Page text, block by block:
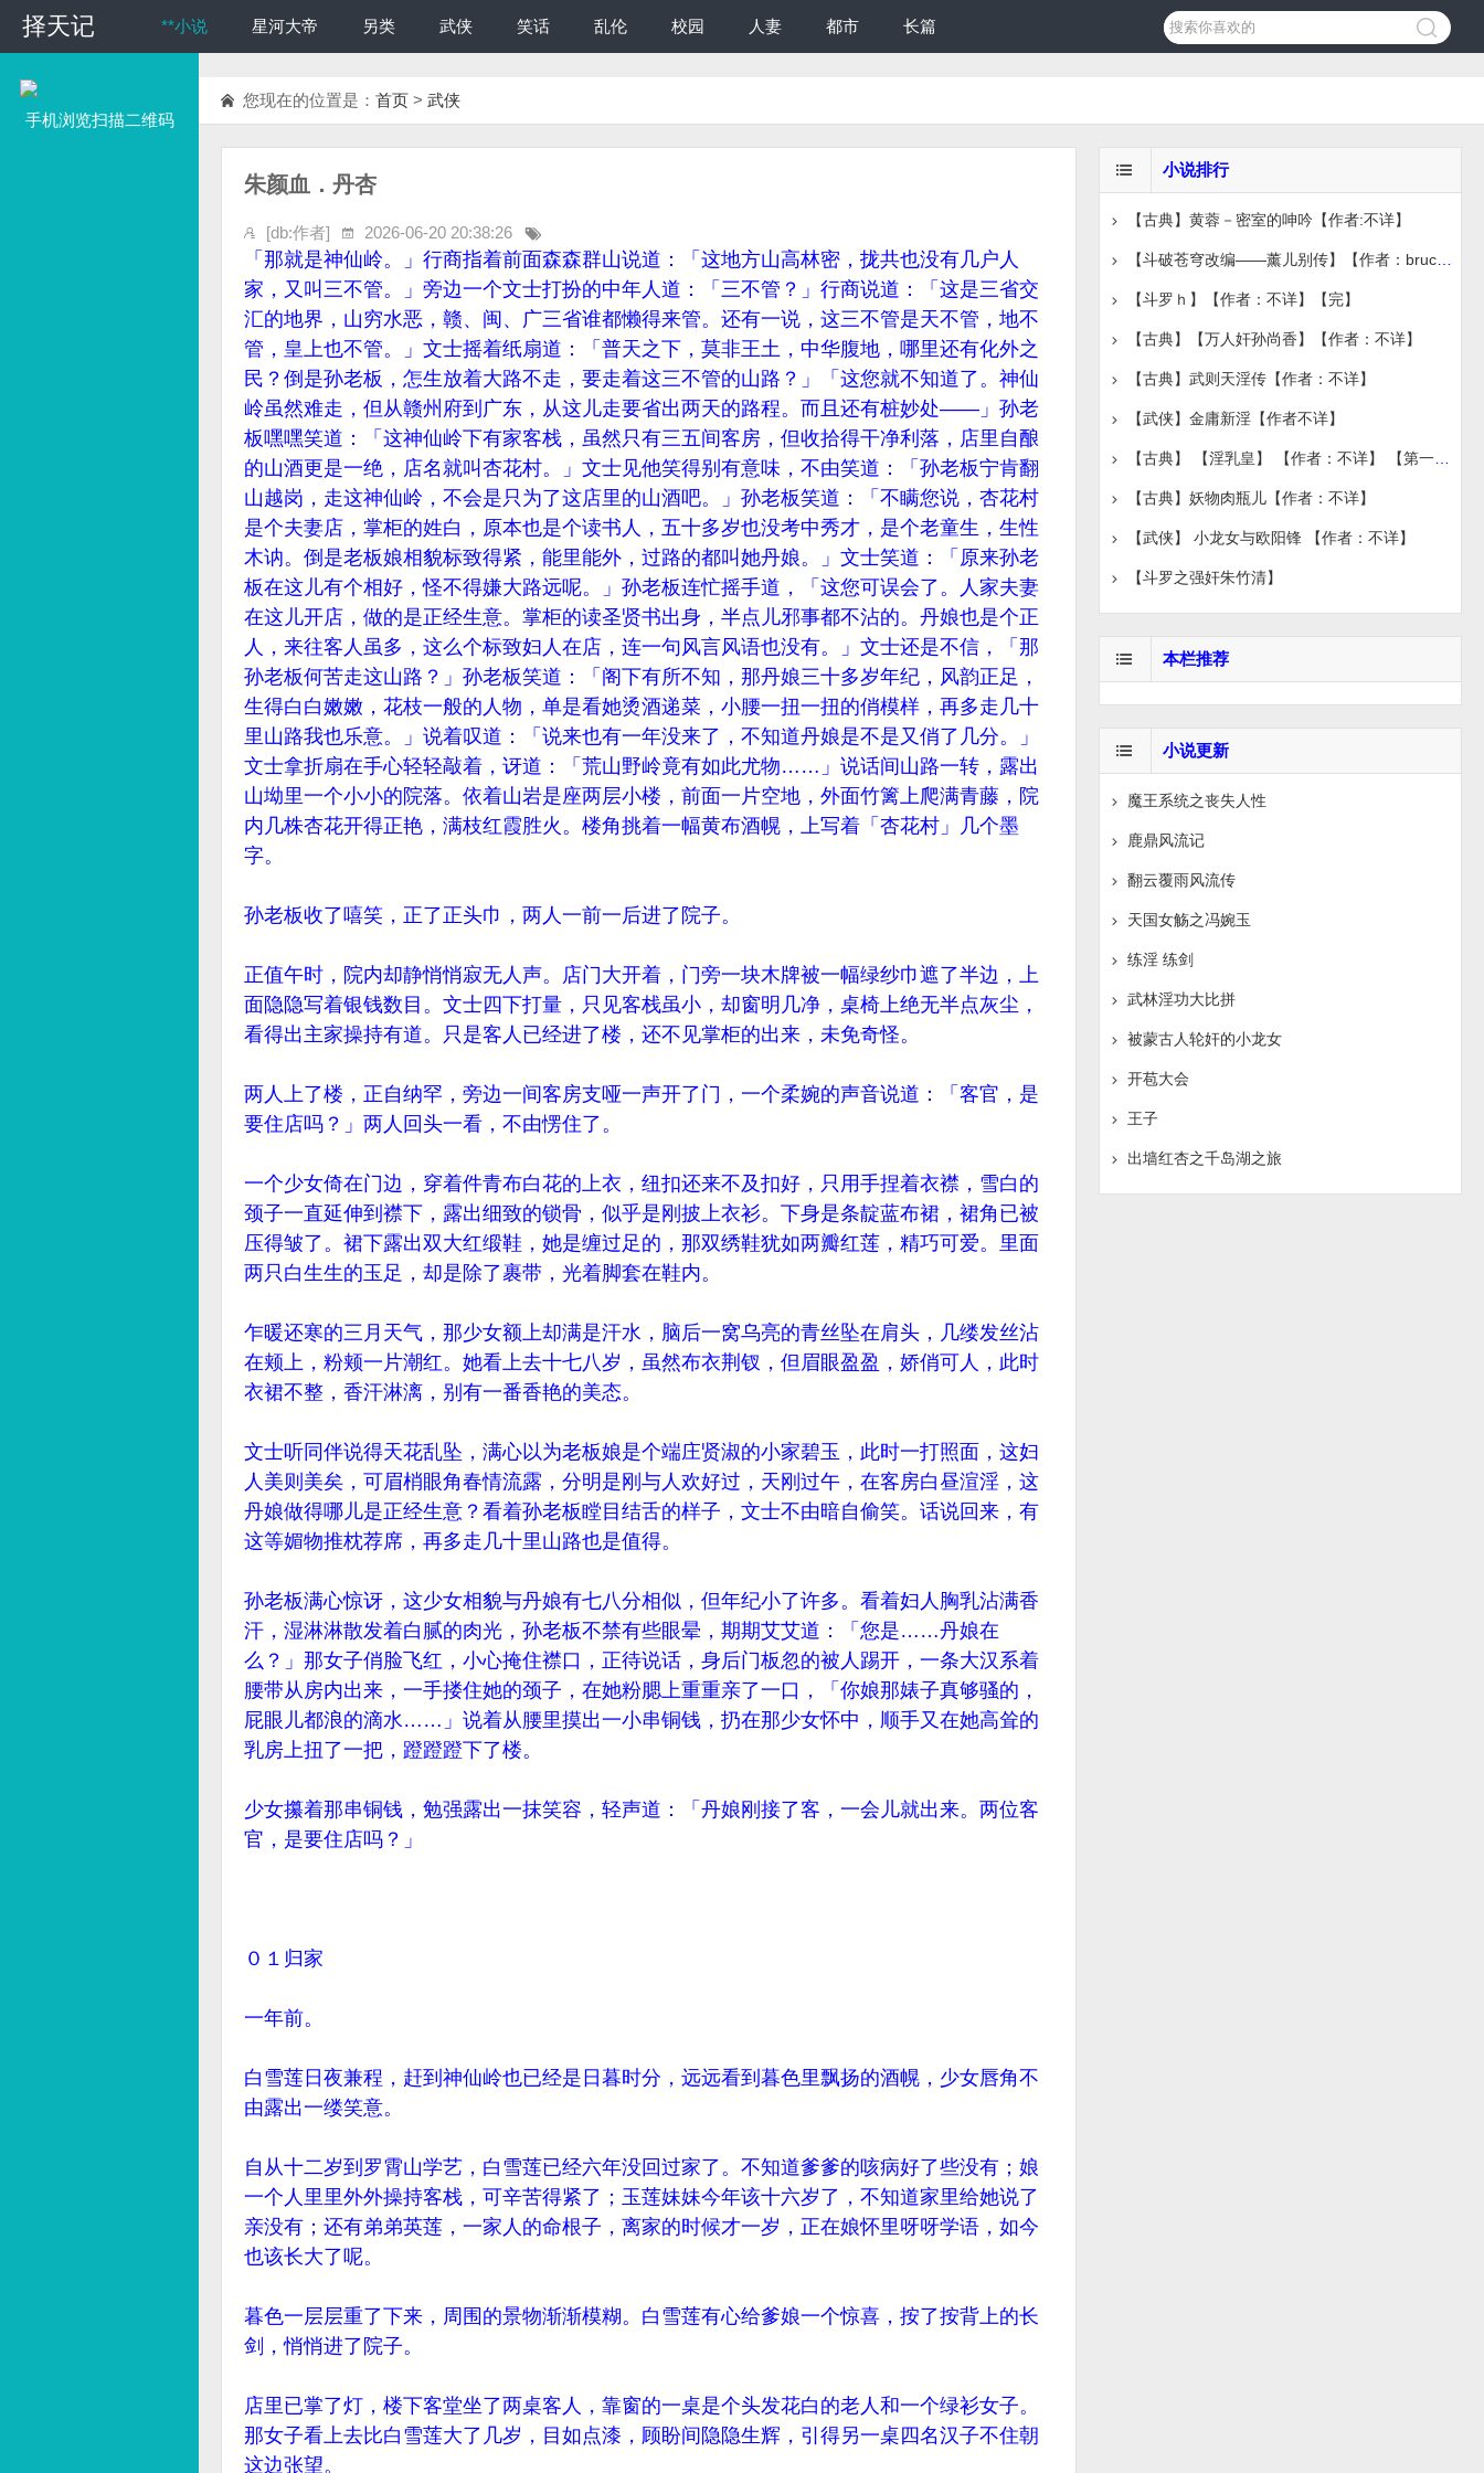
择天记
择天记 **小说 星河大帝 另类 武侠 笑话 乱伦 校园 人妻 都市 长篇
手机浏览扫描二维码
您现在的位置是： 首页 > 武侠
朱颜血．丹杏
[db:作者] 2026-06-20 20:38:26
「那就是神仙岭。」行商指着前面森森群山说道：「这地方山高林密，拢共也没有几户人
家，又叫三不管。」旁边一个文士打扮的中年人道：「三不管？」行商说道：「这是三省交
汇的地界，山穷水恶，赣、闽、广三省谁都懒得来管。还有一说，这三不管是天不管，地不
管，皇上也不管。」文士摇着纸扇道：「普天之下，莫非王土，中华腹地，哪里还有化外之
民？倒是孙老板，怎生放着大路不走，要走着这三不管的山路？」「这您就不知道了。神仙
岭虽然难走，但从赣州府到广东，从这儿走要省出两天的路程。而且还有桩妙处——」孙老
板嘿嘿笑道：「这神仙岭下有家客栈，虽然只有三五间客房，但收拾得干净利落，店里自酿
的山酒更是一绝，店名就叫杏花村。」文士见他笑得别有意味，不由笑道：「孙老板宁肯翻
山越岗，走这神仙岭，不会是只为了这店里的山酒吧。」孙老板笑道：「不瞒您说，杏花村
是个夫妻店，掌柜的姓白，原本也是个读书人，五十多岁也没考中秀才，是个老童生，生性
木讷。倒是老板娘相貌标致得紧，能里能外，过路的都叫她丹娘。」文士笑道：「原来孙老
板在这儿有个相好，怪不得嫌大路远呢。」孙老板连忙摇手道，「这您可误会了。人家夫妻
在这儿开店，做的是正经生意。掌柜的读圣贤书出身，半点儿邪事都不沾的。丹娘也是个正
人，来往客人虽多，这么个标致妇人在店，连一句风言风语也没有。」文士还是不信，「那
孙老板何苦走这山路？」孙老板笑道：「阁下有所不知，那丹娘三十多岁年纪，风韵正足，
生得白白嫩嫩，花枝一般的人物，单是看她烫酒递菜，小腰一扭一扭的俏模样，再多走几十
里山路我也乐意。」说着叹道：「说来也有一年没来了，不知道丹娘是不是又俏了几分。」
文士拿折扇在手心轻轻敲着，讶道：「荒山野岭竟有如此尤物……」说话间山路一转，露出
山坳里一个小小的院落。依着山岩是座两层小楼，前面一片空地，外面竹篱上爬满青藤，院
内几株杏花开得正艳，满枝红霞胜火。楼角挑着一幅黄布酒幌，上写着「杏花村」几个墨
字。
孙老板收了嘻笑，正了正头巾，两人一前一后进了院子。
正值午时，院内却静悄悄寂无人声。店门大开着，门旁一块木牌被一幅绿纱巾遮了半边，上
面隐隐写着银钱数目。文士四下打量，只见客栈虽小，却窗明几净，桌椅上绝无半点灰尘，
看得出主家操持有道。只是客人已经进了楼，还不见掌柜的出来，未免奇怪。
两人上了楼，正自纳罕，旁边一间客房支哑一声开了门，一个柔婉的声音说道：「客官，是
要住店吗？」两人回头一看，不由愣住了。
一个少女倚在门边，穿着件青布白花的上衣，纽扣还来不及扣好，只用手捏着衣襟，雪白的
颈子一直延伸到襟下，露出细致的锁骨，似乎是刚披上衣衫。下身是条靛蓝布裙，裙角已被
压得皱了。裙下露出双大红缎鞋，她是缠过足的，那双绣鞋犹如两瓣红莲，精巧可爱。里面
两只白生生的玉足，却是除了裹带，光着脚套在鞋内。
乍暖还寒的三月天气，那少女额上却满是汗水，脑后一窝乌亮的青丝坠在肩头，几缕发丝沾
在颊上，粉颊一片潮红。她看上去十七八岁，虽然布衣荆钗，但眉眼盈盈，娇俏可人，此时
衣裙不整，香汗淋漓，别有一番香艳的美态。
文士听同伴说得天花乱坠，满心以为老板娘是个端庄贤淑的小家碧玉，此时一打照面，这妇
人美则美矣，可眉梢眼角春情流露，分明是刚与人欢好过，天刚过午，在客房白昼渲淫，这
丹娘做得哪儿是正经生意？看着孙老板瞠目结舌的样子，文士不由暗自偷笑。话说回来，有
这等媚物推枕荐席，再多走几十里山路也是值得。
孙老板满心惊讶，这少女相貌与丹娘有七八分相似，但年纪小了许多。看着妇人胸乳沾满香
汗，湿淋淋散发着白腻的肉光，孙老板不禁有些眼晕，期期艾艾道：「您是……丹娘在
么？」那女子俏脸飞红，小心掩住襟口，正待说话，身后门板忽的被人踢开，一条大汉系着
腰带从房内出来，一手搂住她的颈子，在她粉腮上重重亲了一口，「你娘那婊子真够骚的，
屁眼儿都浪的滴水……」说着从腰里摸出一小串铜钱，扔在那少女怀中，顺手又在她高耸的
乳房上扭了一把，蹬蹬蹬下了楼。
少女攥着那串铜钱，勉强露出一抹笑容，轻声道：「丹娘刚接了客，一会儿就出来。两位客
官，是要住店吗？」
０１归家
一年前。
白雪莲日夜兼程，赶到神仙岭也已经是日暮时分，远远看到暮色里飘扬的酒幌，少女唇角不
由露出一缕笑意。
自从十二岁到罗霄山学艺，白雪莲已经六年没回过家了。不知道爹爹的咳病好了些没有；娘
一个人里里外外操持客栈，可辛苦得紧了；玉莲妹妹今年该十六岁了，不知道家里给她说了
亲没有；还有弟弟英莲，一家人的命根子，离家的时候才一岁，正在娘怀里呀呀学语，如今
也该长大了呢。
暮色一层层重了下来，周围的景物渐渐模糊。白雪莲有心给爹娘一个惊喜，按了按背上的长
剑，悄悄进了院子。
店里已掌了灯，楼下客堂坐了两桌客人，靠窗的一桌是个头发花白的老人和一个绿衫女子。
那女子看上去比白雪莲大了几岁，目如点漆，顾盼间隐隐生辉，引得另一桌四名汉子不住朝
这边张望。
小说排行
【古典】黄蓉－密室的呻吟【作者:不详】
【斗破苍穹改编——薰儿别传】【作者：bruce1986】【完
【斗罗ｈ】【作者：不详】【完】
【古典】【万人奸孙尚香】【作者：不详】
【古典】武则天淫传【作者：不详】
【武侠】金庸新淫【作者不详】
【古典】 【淫乳皇】 【作者：不详】 【第一章节】
【古典】妖物肉瓶儿【作者：不详】
【武侠】 小龙女与欧阳锋 【作者：不详】
【斗罗之强奸朱竹清】
本栏推荐
小说更新
魔王系统之丧失人性
鹿鼎风流记
翻云覆雨风流传
天国女觞之冯婉玉
练淫 练剑
武林淫功大比拼
被蒙古人轮奸的小龙女
开苞大会
王子
出墙红杏之千岛湖之旅